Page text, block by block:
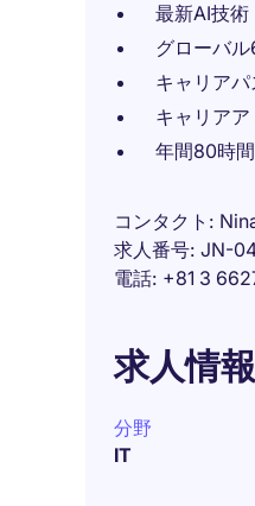
最新AI技術
グローバ
キャリア
キャリア
年間80時
コンタクト
求人番号 JN-
電話 +81 3
求人情報
分野
IT